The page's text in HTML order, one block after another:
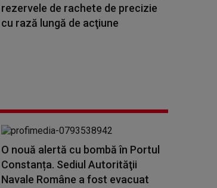
rezervele de rachete de precizie
cu rază lungă de acţiune
O nouă alertă cu bombă în Portul
Constanța. Sediul Autorităţii
Navale Române a fost evacuat